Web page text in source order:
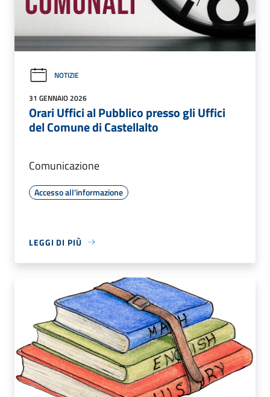
NOTIZIE
31 GENNAIO 2026
Orari Uffici al Pubblico presso gli Uffici
del Comune di Castellalto
Comunicazione
Accesso all'informazione
LEGGI DI PIÙ